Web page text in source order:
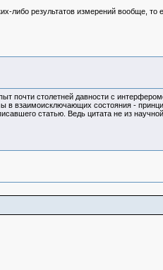
либо результатов измерений вообще,
почти столетней давности с
взаимоисключающих состояния -
статью. Ведь цитата не из